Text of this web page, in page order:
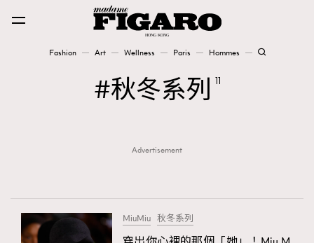
Fashion Art Wellness Paris Hommes
Fashion
Paris
秋冬系列 11
Advertisement
MiuMiu 秋冬系列